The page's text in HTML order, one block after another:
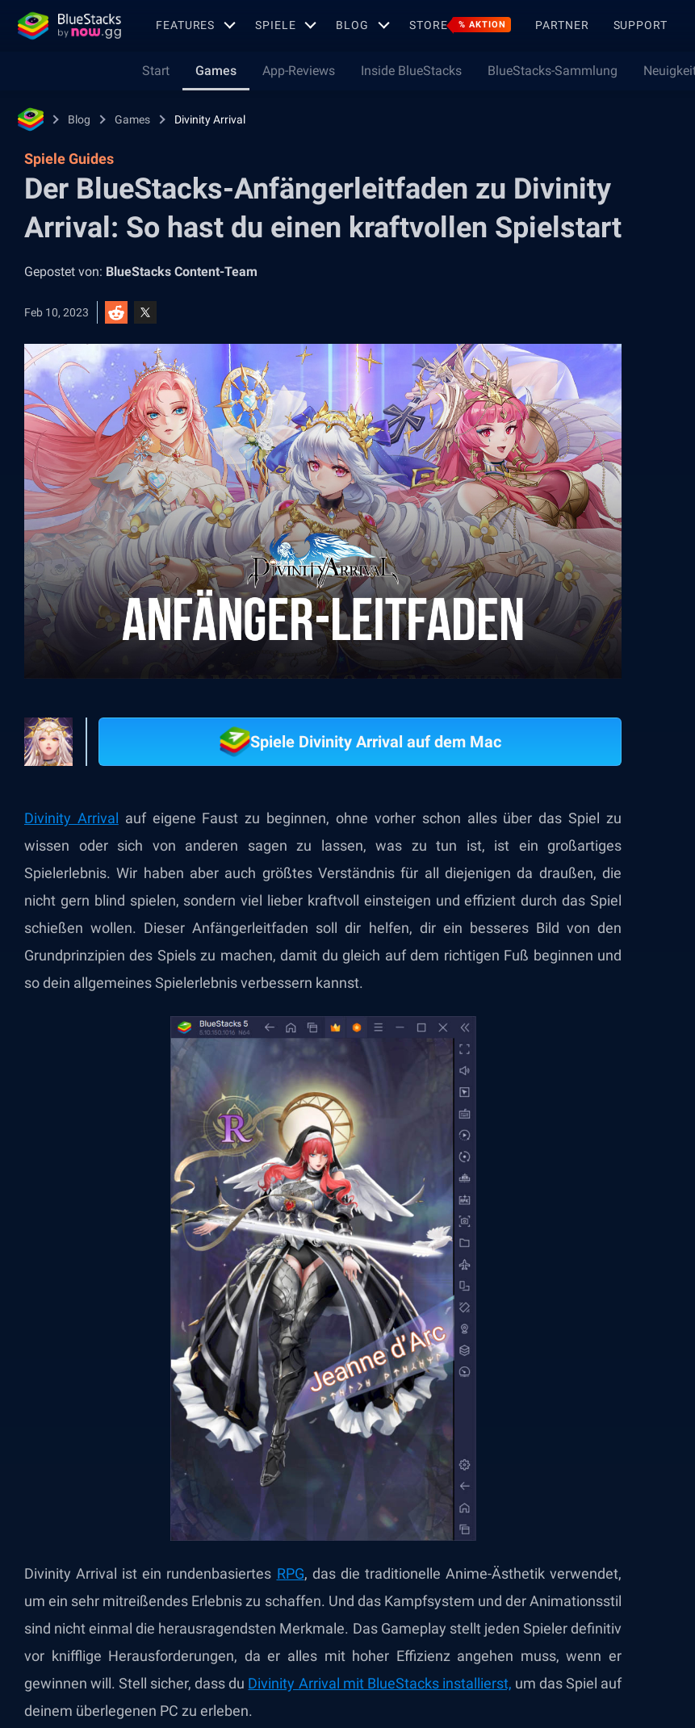
FEATURES SPIELE BLOG STORE % AKTION PARTNER SUPPORT
Start Games App-Reviews Inside BlueStacks BlueStacks-Sammlung
Blog Games Divinity Arrival
Spiele Guides
Der BlueStacks-Anfängerleitfaden zu Divinity
Arrival: So hast du einen kraftvollen Spielstart
Gepostet von: BlueStacks Content-Team
Feb 10, 2023
Spiele Divinity Arrival auf dem Mac
Divinity Arrival auf eigene Faust zu beginnen, ohne vorher schon alles über das Spiel zu
wissen oder sich von anderen sagen zu lassen, was zu tun ist, ist ein großartiges
Spielerlebnis. Wir haben aber auch größtes Verständnis für all diejenigen da draußen, die
nicht gern blind spielen, sondern viel lieber kraftvoll einsteigen und effizient durch das Spiel
schießen wollen. Dieser Anfängerleitfaden soll dir helfen, dir ein besseres Bild von den
Grundprinzipien des Spiels zu machen, damit du gleich auf dem richtigen Fuß beginnen und
so dein allgemeines Spielerlebnis verbessern kannst.
Divinity Arrival ist ein rundenbasiertes RPG, das die traditionelle Anime-Ästhetik verwendet,
um ein sehr mitreißendes Erlebnis zu schaffen. Und das Kampfsystem und der Animationsstil
sind nicht einmal die herausragendsten Merkmale. Das Gameplay stellt jeden Spieler definitiv
vor knifflige Herausforderungen, da er alles mit hoher Effizienz angehen muss, wenn er
gewinnen will. Stell sicher, dass du Divinity Arrival mit BlueStacks installierst, um das Spiel auf
deinem überlegenen PC zu erleben.